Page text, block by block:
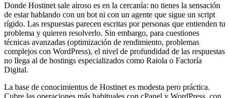
Donde Hostinet sale airoso es en la cercanía: no tienes la sensación
de estar hablando con un bot ni con un agente que sigue un script
rígido. Las respuestas parecen escritas por personas que entienden tu
problema y quieren resolverlo. Sin embargo, para cuestiones
técnicas avanzadas (optimización de rendimiento, problemas
complejos con WordPress), el nivel de profundidad de las respuestas
no llega al de hostings especializados como Raiola o Factoría
Digital.
La base de conocimientos de Hostinet es modesta pero práctica.
Cubre las operaciones más habituales con cPanel y WordPress, con